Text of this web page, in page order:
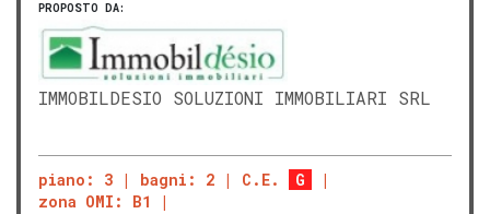
PROPOSTO DA:
IMMOBILDESIO SOLUZIONI IMMOBILIARI SRL
piano: 3 bagni: 2 C.E.
G
zona OMI: B1